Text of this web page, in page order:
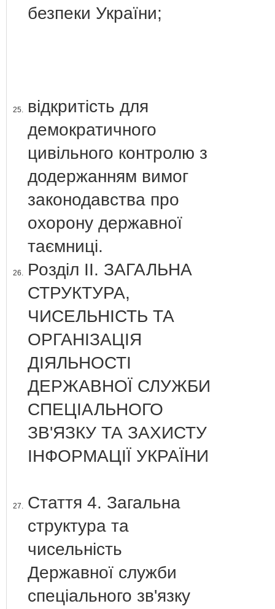
безпеки України;
25.
відкритість для
демократичного
цивільного контролю з
додержанням вимог
законодавства про
охорону державної
таємниці.
26.
Розділ ІІ. ЗАГАЛЬНА
СТРУКТУРА,
ЧИСЕЛЬНІСТЬ ТА
ОРГАНІЗАЦІЯ
ДІЯЛЬНОСТІ
ДЕРЖАВНОЇ СЛУЖБИ
СПЕЦІАЛЬНОГО
ЗВ'ЯЗКУ ТА ЗАХИСТУ
ІНФОРМАЦІЇ УКРАЇНИ
27. Стаття 4. Загальна
структура та
чисельність
Державної служби
спеціального зв'язку